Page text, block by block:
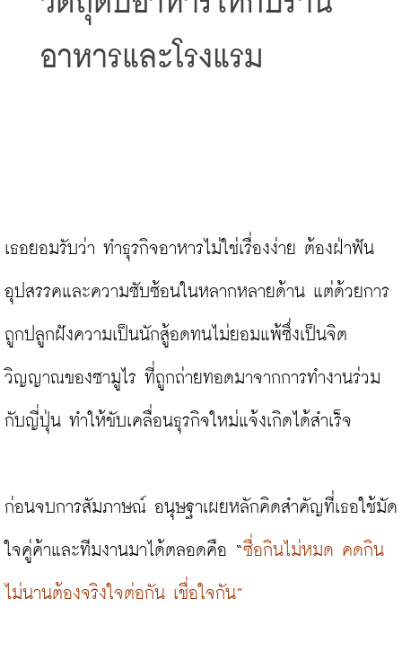
อาหารและโรงแรม
เธอยอมรับว่า ทำธุรกิจอาหารไม่ใช่เรื่องง่าย ต้องฝ่าฟัน
อุปสรรคและความซับซ้อนในหลากหลายด้าน แต่ด้วยการ
ถูกปลูกฝังความเป็นนักสู้อดทนไม่ยอมแพ้ซึ่งเป็นจิต
วิญญาณของซามูไร ที่ถูกถ่ายทอดมาจากการทำงานร่วม
กับญี่ปุ่น ทำให้ขับเคลื่อนธุรกิจใหม่แจ้งเกิดได้สำเร็จ
ก่อนจบการสัมภาษณ์ อนุษฐาเผยหลักคิดสำคัญที่เธอใช้มัด
ใจคู่ค้าและทีมงานมาได้ตลอดคือ “ซื่อกินไม่หมด คดกิน
ไม่นานต้องจริงใจต่อกัน เชื่อใจกัน”